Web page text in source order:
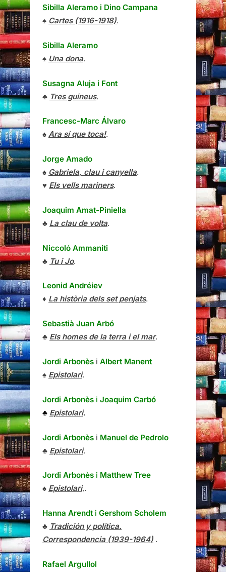
Sibilla Aleramo i Dino Campana
♠ Cartes (1916-1918).
Sibilla Aleramo
♠ Una dona.
Susagna Aluja i Font
♣ Tres guineus.
Francesc-Marc Álvaro
♠ Ara sí que toca!.
Jorge Amado
♠ Gabriela, clau i canyella.
♥ Els vells mariners.
Joaquim Amat-Piniella
♣ La clau de volta.
Niccoló Ammaniti
♣ Tu i Jo.
Leonid Andréiev
♦ La història dels set penjats.
Sebastià Juan Arbó
♣ Els homes de la terra i el mar.
Jordi Arbonès i Albert Manent
♠ Epistolari.
Jordi Arbonès i Joaquim Carbó
♣ Epistolari.
Jordi Arbonès i Manuel de Pedrolo
♣ Epistolari.
Jordi Arbonès i Matthew Tree
♠ Epistolari,.
Hanna Arendt i Gershom Scholem
♣ Tradición y política.
Correspondencia (1939-1964) .
Rafael Argullol